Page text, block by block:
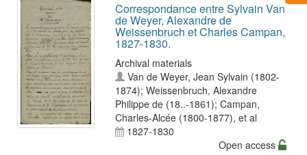
Correspondance entre Sylvain Van
de Weyer, Alexandre de
Weissenbruch et Charles Campan,
1827-1830.
Archival materials
Van de Weyer, Jean Sylvain (1802-
1874); Weissenbruch, Alexandre
Philippe de (18..-1861); Campan,
Charles-Alcée (1800-1877), et al
1827-1830
Open access